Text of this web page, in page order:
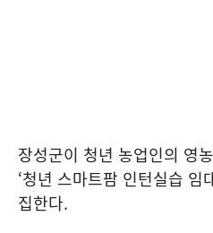
장성군이 청년 농업인의 영
‘청년 스마트팜 인턴실습 임
집한다.